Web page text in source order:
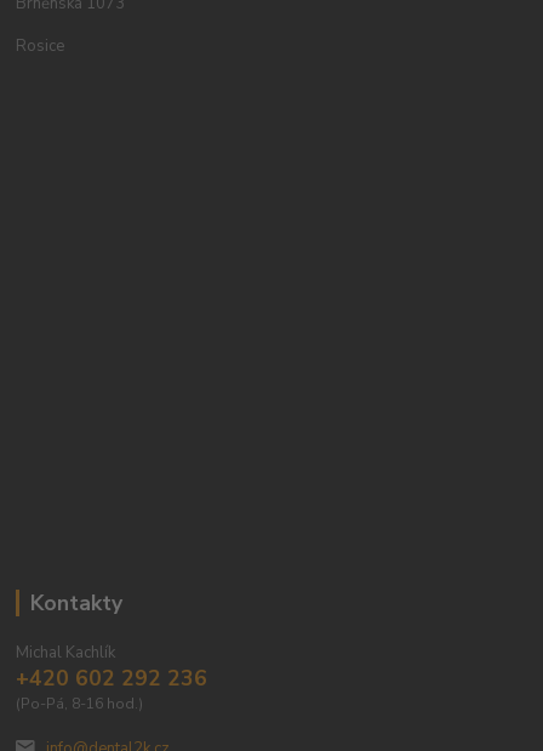
Rosice
Kontakty
Michal Kachlík
+420 602 292 236
(Po-Pá, 8-16 hod.)